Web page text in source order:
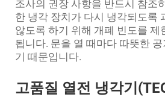
조사의 권장 사항을 반드시 참조
한 냉각 장치가 다시 냉각되도록
않도록 하기 위해 개폐 빈도를 제
됩니다. 문을 열 때마다 따뜻한
기 때문입니다.
고품질 열전 냉각기